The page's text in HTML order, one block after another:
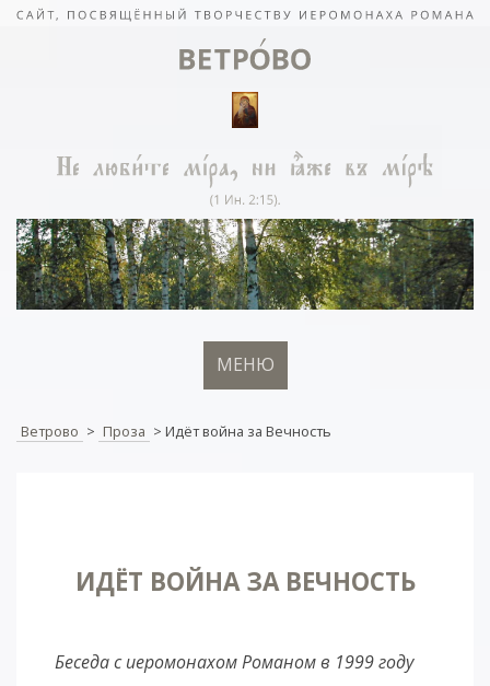
МЕНЮ
Ветрово > Проза > Идёт война за Вечность
ИДЁТ ВОЙНА ЗА ВЕЧНОСТЬ
Беседа с иеромонахом Романом в 1999 году